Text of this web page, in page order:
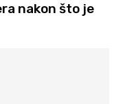
nakon što je